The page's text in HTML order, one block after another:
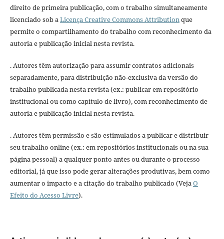
direito de primeira publicação, com o trabalho simultaneamente
licenciado sob aLicença Creative Commons Attributionque
permite o compartilhamento do trabalho com reconhecimento da
autoria e publicação inicial nesta revista.
. Autores têm autorização para assumir contratos adicionais
separadamente, para distribuição não-exclusiva da versão do
trabalho publicada nesta revista (ex.: publicar em repositório
institucional ou como capítulo de livro), com reconhecimento de
autoria e publicação inicial nesta revista.
. Autores têm permissão e são estimulados a publicar e distribuir
seu trabalho online (ex.: em repositórios institucionais ou na sua
página pessoal) a qualquer ponto antes ou durante o processo
editorial, já que isso pode gerar alterações produtivas, bem como
aumentar o impacto e a citação do trabalho publicado (VejaO
Efeito do Acesso Livre).